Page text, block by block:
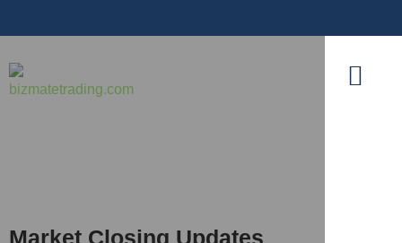
Market Closing Updates